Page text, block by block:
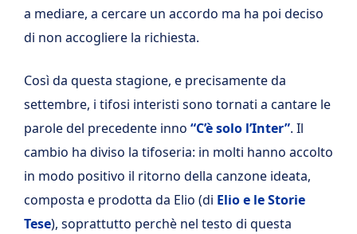
a mediare, a cercare un accordo ma ha poi deciso
di non accogliere la richiesta.
Così da questa stagione, e precisamente da
settembre, i tifosi interisti sono tornati a cantare le
parole del precedente inno “C’è solo l’Inter”. Il
cambio ha diviso la tifoseria: in molti hanno accolto
in modo positivo il ritorno della canzone ideata,
composta e prodotta da Elio (di Elio e le Storie
Tese), soprattutto perchè nel testo di questa